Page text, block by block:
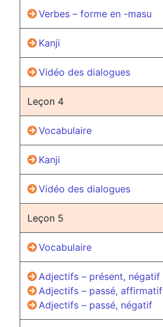
Verbes – forme en -masu
Kanji
Vidéo des dialogues
Leçon 4
Vocabulaire
Kanji
Vidéo des dialogues
Leçon 5
Vocabulaire
Adjectifs – présent, négatif
Adjectifs – passé, affirmatif
Adjectifs – passé, négatif